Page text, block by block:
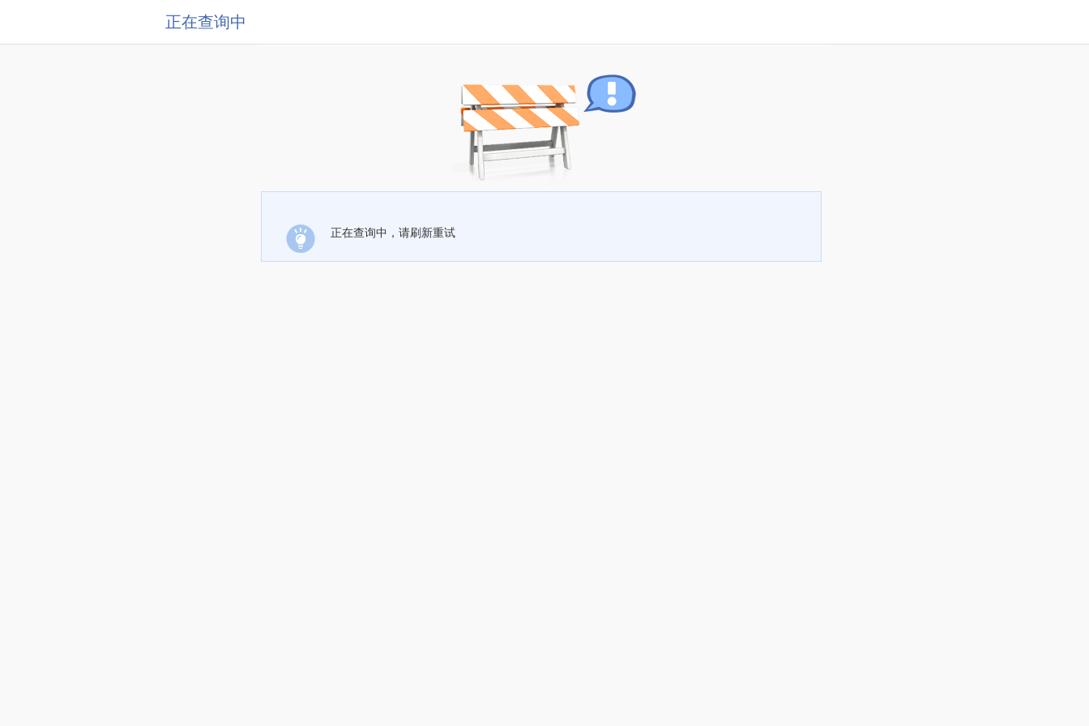
正在查询中
正在查询中，请刷新重试